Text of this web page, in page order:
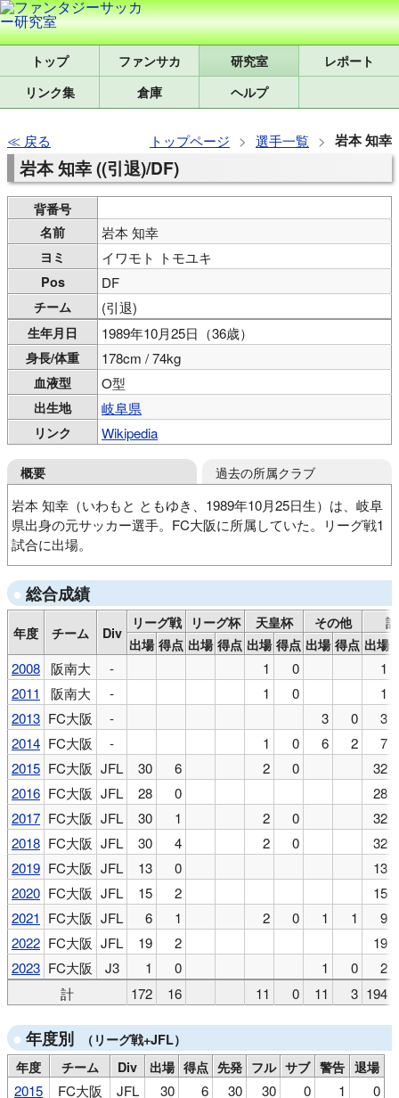
トップ 研究室
レポート
リンク集
倉庫 ヘルプ
戻る トップページ 選手一覧 岩本 知幸
岩本 知幸 ((引退)/DF)
背番号
名前
岩本 知幸
ヨミ イワモト トモユキ
Pos DF
チーム (引退)
生年月日 1989年10月25日（36歳）
身長/体重 178cm / 74kg
血液型 O型
出生地 岐阜県
リンク Wikipedia
概要
岩本 知幸（いわもと ともゆき、1989年10月25日生）は、岐阜
県出身の元サッカー選手。FC大阪に所属していた。リーグ戦1
試合に出場。
過去の所属クラブ
総合成績
年度 チーム Div
リーグ戦 リーグ杯 天皇杯 その他
計
出場 得点 出場 得点 出場 得点 出場 得点 出場
2008 阪南大 - 1 0
1
2011
阪南大 - 1 0
1
2013 FC大阪 - 3 0
3
2014 FC大阪 - 1 0 6 2
7
2015 FC大阪 JFL 30 6 2 0
32
2016 FC大阪 JFL 28 0
28
2017 FC大阪 JFL 30 1 2 0
32
2018 FC大阪 JFL 30 4 2 0
32
2019 FC大阪 JFL 13 0
13
2020 FC大阪 JFL 15 2
15
2021 FC大阪 JFL 6 1 2 0 1 1
9
2022 FC大阪 JFL 19 2
19
2023 FC大阪 J3 1 0 1 0
2
計
172 16 11 0 11 3 194
年度別
（リーグ戦+JFL）
年度
チーム Div 出場 得点 先発 フル サブ 警告 退場
2015 FC大阪 JFL 30 6 30 30 0 1
0